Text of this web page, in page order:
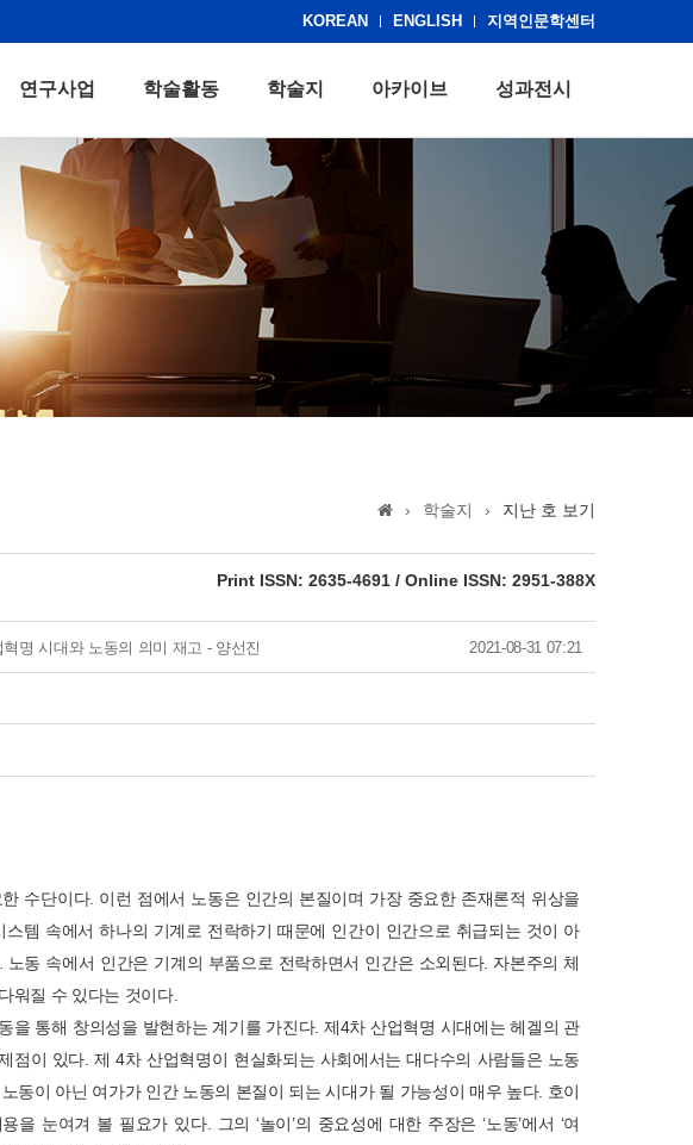
KOREAN ENGLISH 지역인문학센터
연구사업 학술활동 학술지 아카이브 성과전시
› 학술지 › 지난 호 보기
Print ISSN: 2635-4691 / Online ISSN: 2951-388X
명 시대와 노동의 의미 재고 - 양선진 2021-08-31 07:21
수단이다. 이런 점에서 노동은 인간의 본질이며 가장 중요한 존재론적 위상을
템 속에서 하나의 기계로 전락하기 때문에 인간이 인간으로 취급되는 것이 아
동 속에서 인간은 기계의 부품으로 전락하면서 인간은 소외된다. 자본주의 체
워질 수 있다는 것이다.
통해 창의성을 발현하는 계기를 가진다. 제4차 산업혁명 시대에는 헤겔의 관
이 있다. 제 4차 산업혁명이 현실화되는 사회에서는 대다수의 사람들은 노동
동이 아닌 여가가 인간 노동의 본질이 되는 시대가 될 가능성이 매우 높다. 호이
눈여겨 볼 필요가 있다. 그의 ‘놀이’의 중요성에 대한 주장은 ‘노동’에서 ‘여